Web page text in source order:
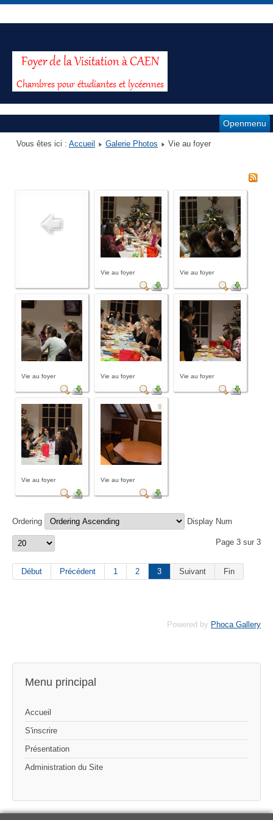
Openmenu
Vous êtes ici : Accueil Galerie Photos Vie au foyer
Vie au foyer Vie au foyer
Vie au foyer Vie au foyer Vie au foyer
Vie au foyer Vie au foyer
Ordering Display Num
Page 3 sur 3
Début Précédent 1 2 3 Suivant Fin
Powered by Phoca Gallery
Menu principal
Accueil
S'inscrire
Présentation
Administration du Site